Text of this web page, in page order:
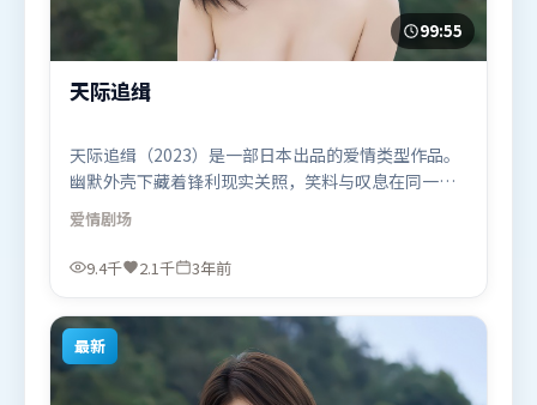
99:55
天际追缉
天际追缉（2023）是一部日本出品的爱情类型作品。
幽默外壳下藏着锋利现实关照，笑料与叹息在同一场
景里并存。高潮段落信息密度高，情绪释放与主题回
扣同时完成。由乌尔善执导，弗洛伦丝·皮尤、雷佳
音、艾米莉·布朗特，朱一龙、吴京、赵丽颖等联袂
映上线，适合喜欢爱情题材的观众观看。
爱情剧场
9.4千 2.1千 3年前
最新